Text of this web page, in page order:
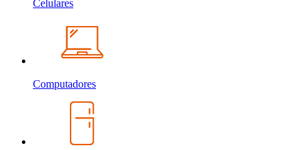
Celulares
Computadores